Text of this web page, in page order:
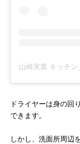
ドライヤーは身の回
できます。
しかし、洗面所周辺